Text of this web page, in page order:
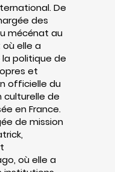
De
des
mécénat au
elle a
politique de
et
officielle du
culturelle de
en France.
de mission
où elle a